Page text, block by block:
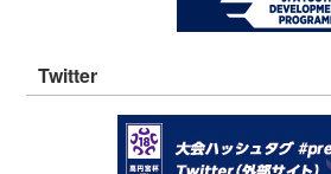
Twitter